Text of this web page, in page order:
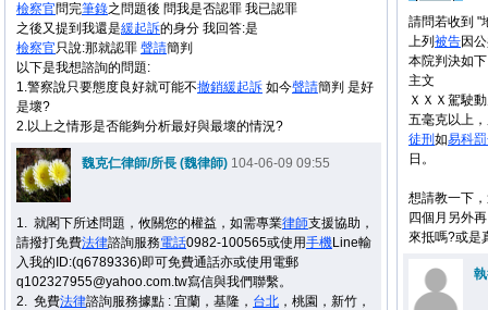
檢察官問完筆錄之問題後 問我是否認罪 我已認罪
之後又提到我還是緩起訴的身分 我回答:是
檢察官只說:那就認罪 聲請簡判
以下是我想諮詢的問題:
1.警察說只要態度良好就可能不撤銷緩起訴 如今聲請簡判 是好
是壞?
2.以上之情形是否能夠分析最好與最壞的情況?
魏克仁律師/所長 (魏律師) 104-06-09 09:55
1. 就閣下所述問題， 攸關您的權益， 如需專業律師支援協助，
請撥打免費法律諮詢服務電話0982-100565或使用手機Line輸
入我的ID:(q6789336)即可免費通話亦或使用電郵
q102327955@yahoo.com.tw寫信與我們聯繫。
2. 免費法律諮詢服務據點 : 宜蘭，基隆， 台北 ，桃園，新竹，
請問若收到 "
上列 被告因
本院判決如
主文
ＸＸＸ駕駛
五毫克以上
徒刑 如易科
日。
想請教一下
四個月另外
來抵嗎?或是